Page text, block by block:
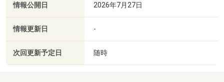
情報公開日 2026年7月27日
情報更新日 -
次回更新予定日 随時